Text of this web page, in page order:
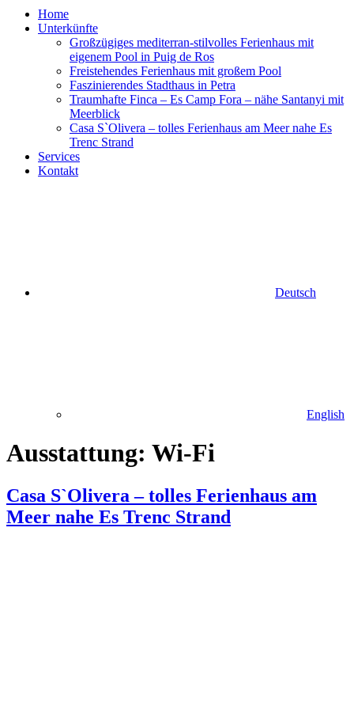
Home
Unterkünfte
Großzügiges mediterran-stilvolles Ferienhaus mit
eigenem Pool in Puig de Ros
Freistehendes Ferienhaus mit großem Pool
Faszinierendes Stadthaus in Petra
Traumhafte Finca – Es Camp Fora – nähe Santanyi mit
Meerblick
Casa S`Olivera – tolles Ferienhaus am Meer nahe Es
Trenc Strand
Services
Kontakt
Deutsch
English
Ausstattung: Wi-Fi
Casa S`Olivera – tolles Ferienhaus am
Meer nahe Es Trenc Strand